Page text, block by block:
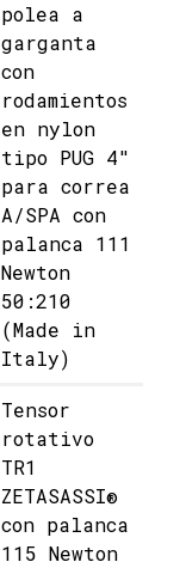
polea a
garganta
con
rodamientos
en nylon
tipo PUG 4"
para correa
A/SPA con
palanca 111
Newton
50:210
(Made in
Italy)
Tensor
rotativo
TR1
ZETASASSI®
con palanca
115 Newton